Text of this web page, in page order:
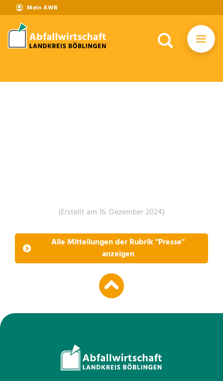
Mein AWB
(Erstellt am 16. Dezember 2024)
Alle Mitteilungen der Rubrik "Presse"
anzeigen